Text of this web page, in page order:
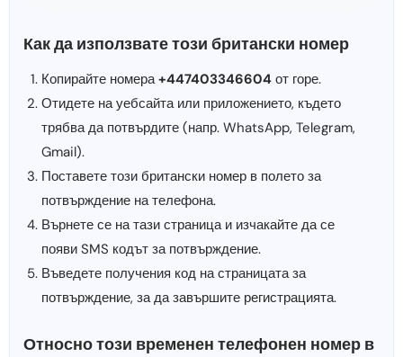
Как да използвате този британски номер
Копирайте номера+447403346604 от горе.
Отидете на уебсайта или приложението, където
трябва да потвърдите (напр. WhatsApp, Telegram,
Gmail).
Поставете този британски номер в полето за
потвърждение на телефона.
Върнете се на тази страница и изчакайте да се
появи SMS кодът за потвърждение.
Въведете получения код на страницата за
потвърждение, за да завършите регистрацията.
Относно този временен телефонен номер в